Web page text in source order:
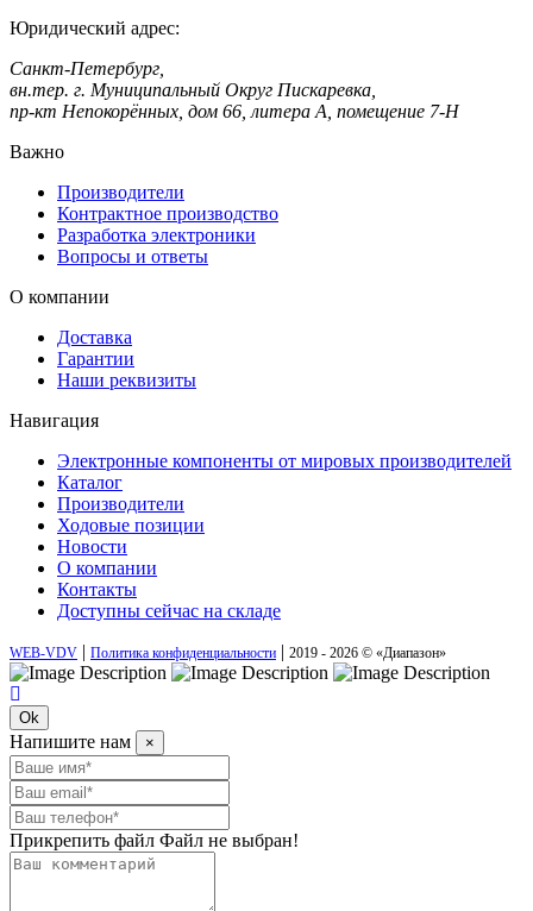
Юридический адрес:
Санкт-Петербург,
вн.тер. г. Муниципальный Округ Пискаревка,
пр-кт Непокорённых, дом 66, литера А, помещение 7-Н
Важно
Производители
Контрактное производство
Разработка электроники
Вопросы и ответы
О компании
Доставка
Гарантии
Наши реквизиты
Навигация
Электронные компоненты от мировых производителей
Каталог
Производители
Ходовые позиции
Новости
О компании
Контакты
Доступны сейчас на складе
WEB-VDV | Политика конфиденциальности | 2019 - 2026 © «Диапазон»
Ok
Напишите нам ×
Прикрепить файл Файл не выбран!